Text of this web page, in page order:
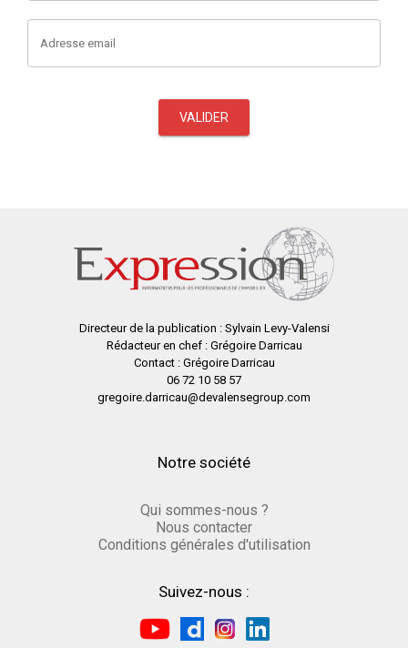
Adresse email
VALIDER
Directeur de la publication : Sylvain Levy-Valensi
Rédacteur en chef : Grégoire Darricau
Contact : Grégoire Darricau
06 72 10 58 57
gregoire.darricau@devalensegroup.com
Notre société
Qui sommes-nous ?
Nous contacter
Conditions générales d'utilisation
Suivez-nous :